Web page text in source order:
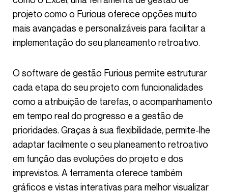
projeto como o Furious oferece opções muito
mais avançadas e personalizáveis para facilitar a
implementação do seu planeamento retroativo.
O software de gestão Furious permite estruturar
cada etapa do seu projeto com funcionalidades
como a atribuição de tarefas, o acompanhamento
em tempo real do progresso e a gestão de
prioridades. Graças à sua flexibilidade, permite-lhe
adaptar facilmente o seu planeamento retroativo
em função das evoluções do projeto e dos
imprevistos. A ferramenta oferece também
gráficos e vistas interativas para melhor visualizar